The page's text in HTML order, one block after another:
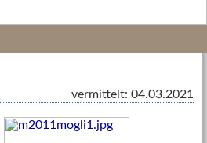
vermittelt: 04.03.2021